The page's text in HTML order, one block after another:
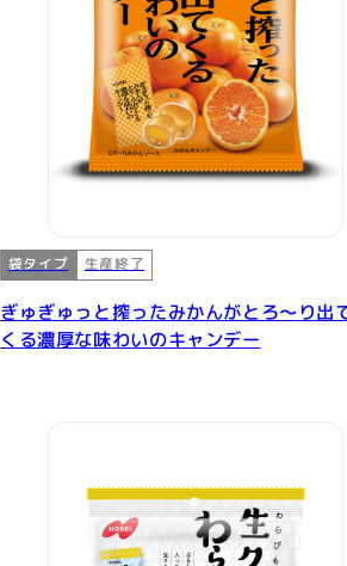
袋タイプ 生産終了
ぎゅぎゅっと搾ったみかんがとろ～り出
くる濃厚な味わいのキャンデー